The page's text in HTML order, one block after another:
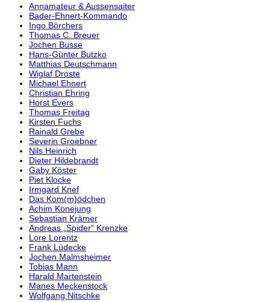
Annamateur & Aussensaiter
Bader-Ehnert-Kommando
Ingo Börchers
Thomas C. Breuer
Jochen Busse
Hans-Günter Butzko
Matthias Deutschmann
Wiglaf Droste
Michael Ehnert
Christian Ehring
Horst Evers
Thomas Freitag
Kirsten Fuchs
Rainald Grebe
Severin Groebner
Nils Heinrich
Dieter Hildebrandt
Gaby Köster
Piet Klocke
Irmgard Knef
Das Kom(m)ödchen
Achim Konejung
Sebastian Krämer
Andreas „Spider“ Krenzke
Lore Lorentz
Frank Lüdecke
Jochen Malmsheimer
Tobias Mann
Harald Martenstein
Manes Meckenstock
Wolfgang Nitschke